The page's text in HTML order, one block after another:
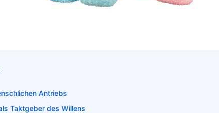
Antriebs
Taktgeber des Willens